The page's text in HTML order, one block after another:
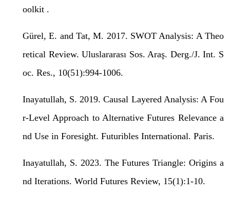
oolkit .
Gürel, E. and Tat, M. 2017. SWOT Analysis: A Theo
retical Review. Uluslararası Sos. Araş. Derg./J. Int. S
oc. Res., 10(51):994-1006.
Inayatullah, S. 2019. Causal Layered Analysis: A Fou
r-Level Approach to Alternative Futures Relevance a
nd Use in Foresight. Futuribles International. Paris.
Inayatullah, S. 2023. The Futures Triangle: Origins a
nd Iterations. World Futures Review, 15(1):1-10.